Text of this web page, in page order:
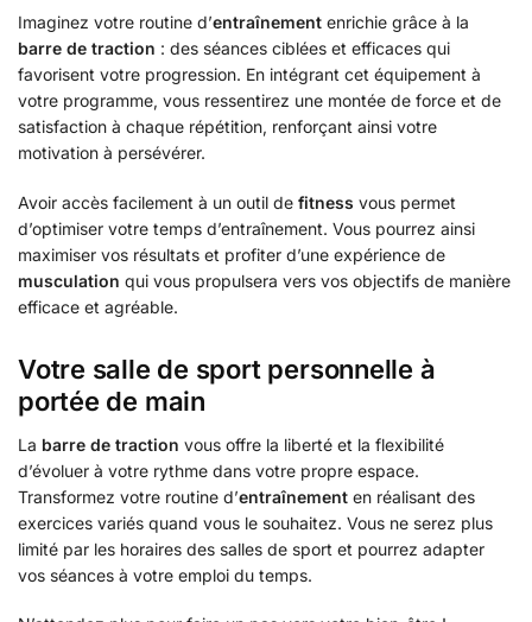
Imaginez votre routine d’entraînement enrichie grâce à la
barre de traction : des séances ciblées et efficaces qui
favorisent votre progression. En intégrant cet équipement à
votre programme, vous ressentirez une montée de force et de
satisfaction à chaque répétition, renforçant ainsi votre
motivation à persévérer.
Avoir accès facilement à un outil de fitness vous permet
d’optimiser votre temps d’entraînement. Vous pourrez ainsi
maximiser vos résultats et profiter d’une expérience de
musculation qui vous propulsera vers vos objectifs de manière
efficace et agréable.
Votre salle de sport personnelle à
portée de main
La barre de traction vous offre la liberté et la flexibilité
d’évoluer à votre rythme dans votre propre espace.
Transformez votre routine d’entraînement en réalisant des
exercices variés quand vous le souhaitez. Vous ne serez plus
limité par les horaires des salles de sport et pourrez adapter
vos séances à votre emploi du temps.